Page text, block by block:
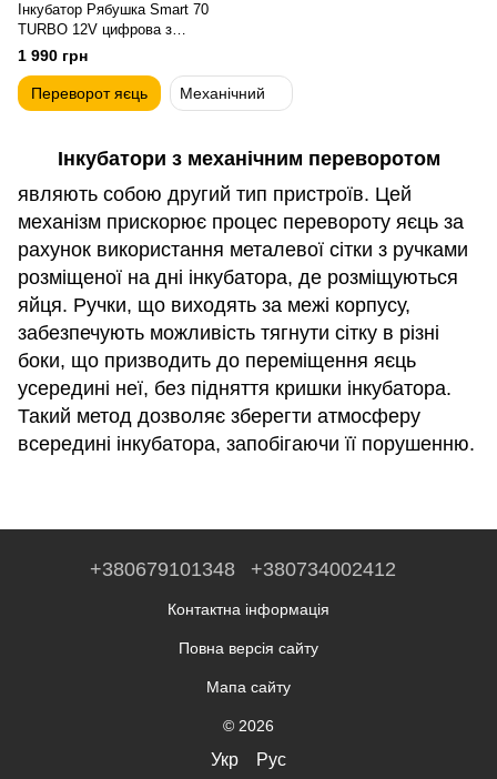
Інкубатор Рябушка Smart 70
TURBO 12V цифрова з
механічним переворотом
1 990 грн
Інкубатори з механічним переворотом
являють собою другий тип пристроїв. Цей
механізм прискорює процес перевороту яєць за
рахунок використання металевої сітки з ручками
розміщеної на дні інкубатора, де розміщуються
яйця. Ручки, що виходять за межі корпусу,
забезпечують можливість тягнути сітку в різні
боки, що призводить до переміщення яєць
усередині неї, без підняття кришки інкубатора.
Такий метод дозволяє зберегти атмосферу
всередині інкубатора, запобігаючи її порушенню.
Переворот яєць Механічний
+380679101348 +380734002412
Контактна інформація
Повна версія сайту
Мапа сайту
© 2026
Укр Рус